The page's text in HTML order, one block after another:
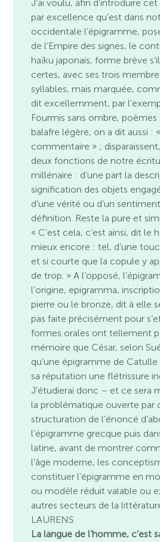
J’ai voulu, afin d’introduire
par excellence qu’est dans
occidentale l’épigramme,
de l’Empire des signes, le
haïku japonais, forme brève
certes, avec ses trois
syllables, mais marquée,
dit excellemment, par
Fourmis sans ombre, poèmes
balafre légère, on a dit aussi :
commentaire » ;
deux fonctions de notre
millénaire : d’une part la
signification des objets
d’une vérité ou d’un
définition. Reste la pure et
« C’est cela, c’est ainsi, dit le
mieux encore : tel, d’une
et si courte que la copule y
de trop. » A l’opposé,
l’origine, epigramma,
pierre ou le bronze, dit à elle
pas faite précisément pour
formes orales ont tellement
mémoire que César, selon
qu’une épigramme de
sa réputation une flétrissure
J’étudierai donc – et ce sera
la problématique ouverte par
structuration de l’énoncé
l’épigramme grecque puis
latine, avant de montrer
l’âge moderne, les
constituer l’épigramme en
ou modèle réduit valable ou
autres secteurs de la
LAURENS
La langue de l’homme, c’est